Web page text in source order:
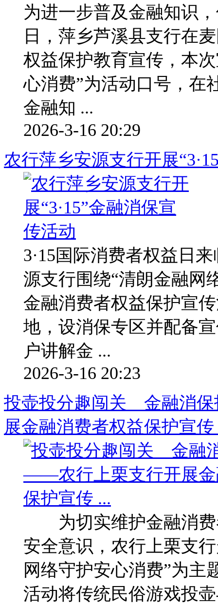
为进一步普及金融知识
日，萍乡芦溪县支行在
权益保护教育宣传，本
心消费”为活动口号，在
金融知 ...
2026-3-16 20:29
农行萍乡安源支行开展
3·15国际消费者权益日
源支行围绕“清朗金融网
金融消费者权益保护宣
地，设消保专区并配备
户讲解金 ...
2026-3-16 20:23
投壶投分趣闯关 金融消
展金融消费者权益保护宣传
为切实维护金融消费
安全意识，农行上栗支
网络守护安心消费”为主
活动将传统民俗游戏投